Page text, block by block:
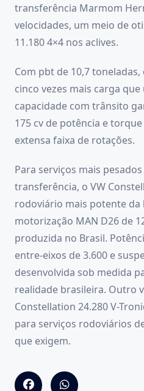
transferência Marmom
velocidades, um meio de
11.180 4×4 nos aclives.
Com pbt de 10,7
cinco vezes mais carga
capacidade com trânsito
175 cv de potência e
extensa faixa de rotações.
Para serviços mais
transferência, o VW
rodoviário mais potente da
motorização MAN D26 de
produzida no Brasil.
entre-eixos de 3.600 e
desenvolvida sob medida
realidade brasileira. Outro
Constellation 24.280 V-
para serviços rodoviários
que exigem.